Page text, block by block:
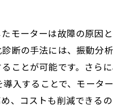
モーターは故障の原因
断の手法には、振動分
ことが可能です。さら
入することで、モータ
、コストも削減できる